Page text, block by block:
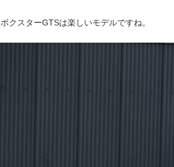
クスターGTSは楽しいモデルですね。